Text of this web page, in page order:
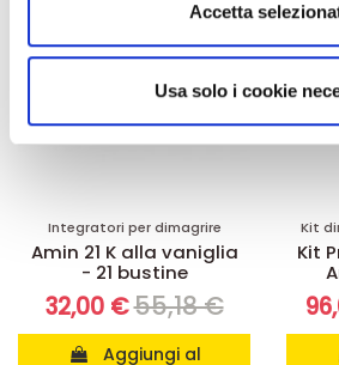
analizzare il nostro traffico.
informazioni sul modo in cui utilizza
nostri partner che si occupano di
pubblicità e social media, i quali
Accetta
Usa solo i cookie
Integratori per dimagrire
Amin 21 K alla vaniglia
- 21 bustine
32,00 €55,18 €
Kit
Kit